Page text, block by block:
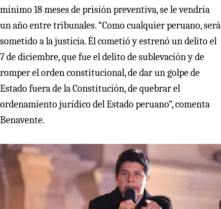
mínimo 18 meses de prisión preventiva, se le vendría
un año entre tribunales. “Como cualquier peruano, será
sometido a la justicia. Él cometió y estrenó un delito el
7 de diciembre, que fue el delito de sublevación y de
romper el orden constitucional, de dar un golpe de
Estado fuera de la Constitución, de quebrar el
ordenamiento jurídico del Estado peruano”, comenta
Benavente.